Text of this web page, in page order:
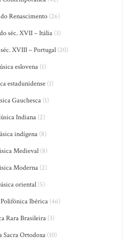
Renascimento (26)
séc. XVII – Itália (3)
XVIII – Portugal (20)
eslovena(1)
estadunidense(1)
Gauchesca(1)
Indiana(2)
indígena(8)
Medieval(8)
Moderna (2)
oriental (5)
Ibérica(46)
Rara Brasileira (3)
Sacra Ortodoxa (10)